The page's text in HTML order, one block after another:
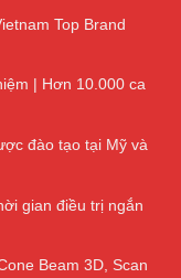
Top Brand
| Hơn 10.000 ca
đào tạo tại Mỹ và
gian điều trị ngắn
Beam 3D, Scan